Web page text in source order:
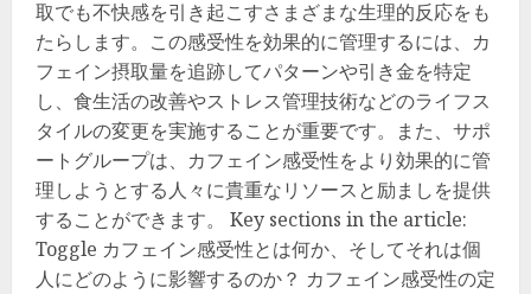
取でも不快感を引き起こすさまざまな生理的反応をも
たらします。この感受性を効果的に管理するには、カ
フェイン摂取量を追跡してパターンや引き金を特定
し、食生活の改善やストレス管理技術などのライフス
タイルの変更を実施することが重要です。また、サポ
ートグループは、カフェイン感受性をより効果的に管
理しようとする人々に貴重なリソースと励ましを提供
することができます。 Key sections in the article:
Toggle カフェイン感受性とは何か、そしてそれは個
人にどのように影響するのか？ カフェイン感受性の定